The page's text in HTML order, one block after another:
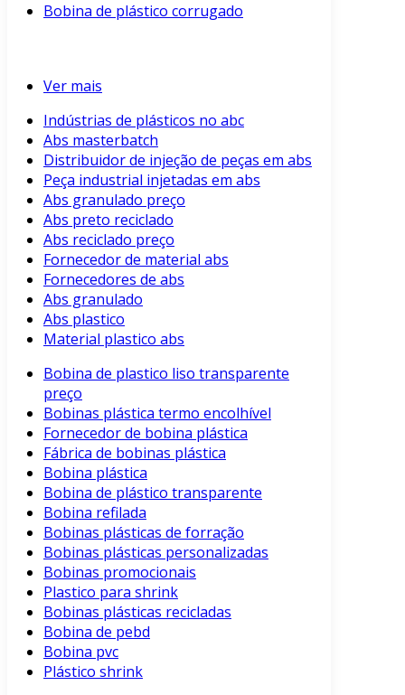
Bobina de plástico corrugado
Ver mais
Indústrias de plásticos no abc
Abs masterbatch
Distribuidor de injeção de peças em abs
Peça industrial injetadas em abs
Abs granulado preço
Abs preto reciclado
Abs reciclado preço
Fornecedor de material abs
Fornecedores de abs
Abs granulado
Abs plastico
Material plastico abs
Bobina de plastico liso transparente
preço
Bobinas plástica termo encolhível
Fornecedor de bobina plástica
Fábrica de bobinas plástica
Bobina plástica
Bobina de plástico transparente
Bobina refilada
Bobinas plásticas de forração
Bobinas plásticas personalizadas
Bobinas promocionais
Plastico para shrink
Bobinas plásticas recicladas
Bobina de pebd
Bobina pvc
Plástico shrink